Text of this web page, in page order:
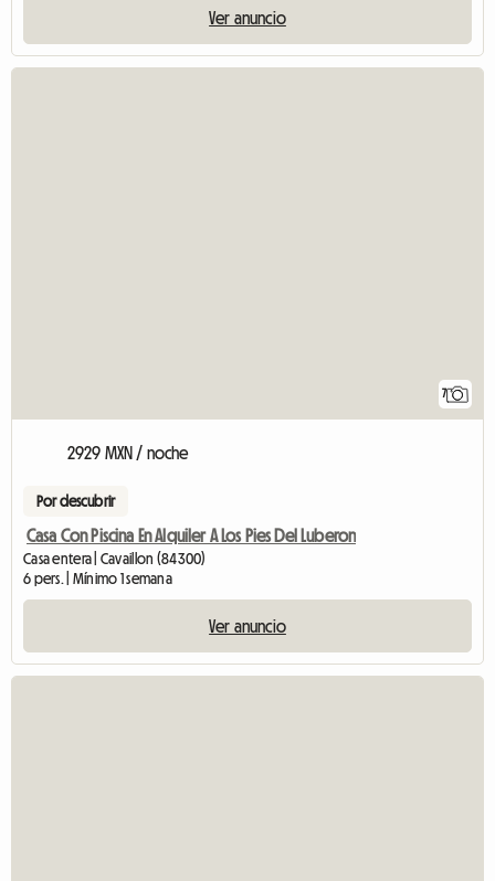
Ver anuncio
7
2929 MXN / noche
Por descubrir
Casa Con Piscina En Alquiler A Los Pies Del Luberon
Casa entera | Cavaillon (84300)
6 pers. | Mínimo 1 semana
Ver anuncio